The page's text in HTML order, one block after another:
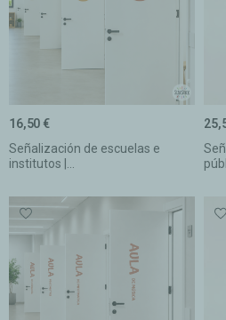
Señalización de escuelas e
institutos |...
16,50 €